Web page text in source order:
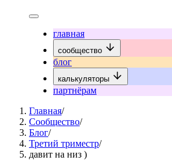
главная
сообщество
блог
калькуляторы
партнёрам
Главная/
Сообщество/
Блог/
Третий триместр/
давит на низ )